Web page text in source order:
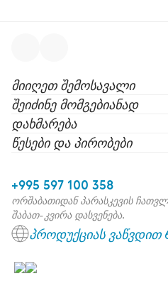
მიიღეთ შემოსავალი
შეიძინე მომგებიანად
დახმარება
წესები და პირობები
+995 597 100 358
ორშაბათიდან პარასკევის
შაბათ-კვირა დასვენება.
პროდუქციას ვაწვდით